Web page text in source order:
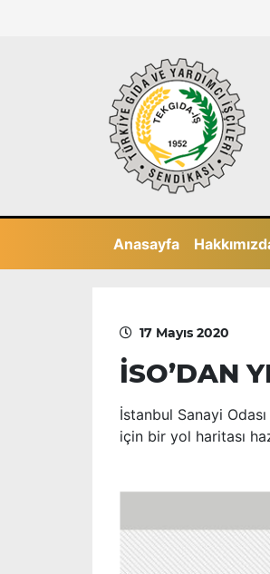
Anasayfa
17 Mayıs 2020
İSO’DAN
İstanbul Sanayi
için bir yol haritası